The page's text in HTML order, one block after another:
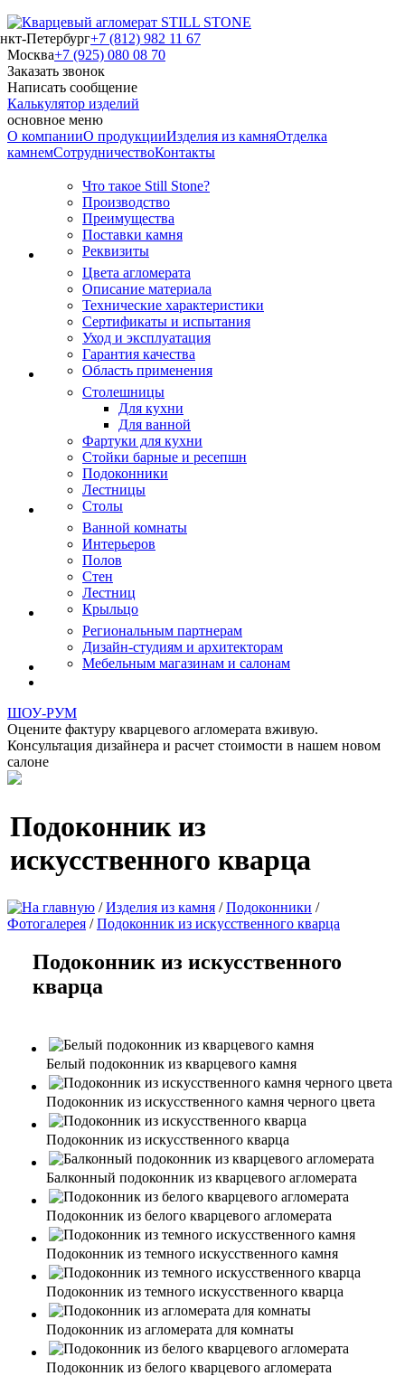
Петербург+7 (812) 982 11 67
Москва+7 (925) 080 08 70
Заказать звонок
Написать сообщение
Калькулятор изделий
основное меню
О компанииО продукцииИзделия из камняОтделка
камнемСотрудничествоКонтакты
Что такое Still Stone?
Производство
Преимущества
Поставки камня
Реквизиты
Цвета агломерата
Описание материала
Технические характеристики
Сертификаты и испытания
Уход и эксплуатация
Гарантия качества
Область применения
Столешницы
Для кухни
Для ванной
Фартуки для кухни
Стойки барные и ресепшн
Подоконники
Лестницы
Столы
Ванной комнаты
Интерьеров
Полов
Стен
Лестниц
Крыльцо
Региональным партнерам
Дизайн-студиям и архитекторам
Мебельным магазинам и салонам
ШОУ-РУМ
Оцените фактуру кварцевого агломерата вживую.
Консультация дизайнера и расчет стоимости в нашем новом
салоне
Подоконник из
искусственного кварца
/Изделия из камня /Подоконники /
Фотогалерея /Подоконник из искусственного кварца
Подоконник из искусственного
кварца
Белый подоконник из кварцевого камня
Подоконник из искусственного камня черного цвета
Подоконник из искусственного кварца
Балконный подоконник из кварцевого агломерата
Подоконник из белого кварцевого агломерата
Подоконник из темного искусственного камня
Подоконник из темного искусственного кварца
Подоконник из агломерата для комнаты
Подоконник из белого кварцевого агломерата